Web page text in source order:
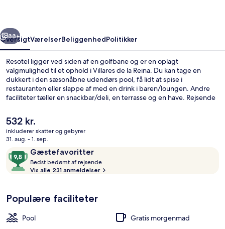
Næste
88+
OversigtVærelserBeliggenhedPolitikker
Resotel ligger ved siden af en golfbane og er en oplagt
valgmulighed til et ophold i Villares de la Reina. Du kan tage en
dukkert i den sæsonåbne udendørs pool, få lidt at spise i
restauranten eller slappe af med en drink i baren/loungen. Andre
faciliteter tæller en snackbar/deli, en terrasse og en have. Rejsende
Den
nuværende
pris
532 kr.
532 kr.
inkluderer skatter og gebyrer
31. aug. - 1. sep.
AnmeldelserGæstefavoritter
9,8
ud
af
Gæstefavoritter
Bedst bedømt af rejsende
e
Vis alle 231 anmeldelser
Populære faciliteter
Pool
Gratis morgenmad